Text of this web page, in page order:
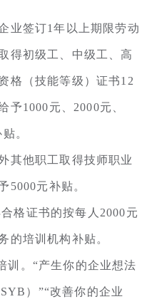
业签订1年以上期限劳动
得初级工、中级工、高
格（技能等级）证书12
予1000元、2000元、
。
其他职工取得技师职业
5000元补贴。
格证书的按每人2000元
的培训机构补贴。
训。“产生你的企业想法
）”“改善你的企业